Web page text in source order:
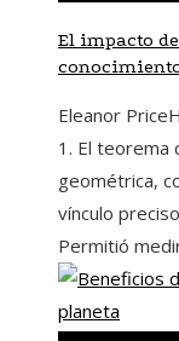
El impacto
Eleanor Price
1. El teorema
geométrica,
vínculo
Permitió